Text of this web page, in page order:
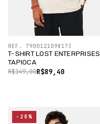
T-SHIRT LOST ENTERPRISES
TAPIOCA
R$89,40
R$149,00
REF. 7900121098173
-20%